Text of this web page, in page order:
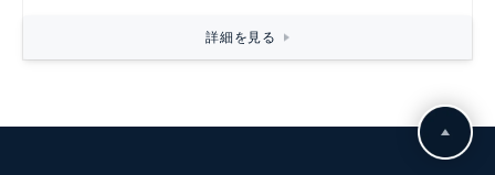
詳細を見る